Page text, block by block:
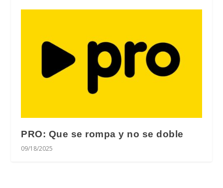
PRO: Que se rompa y no se doble
09/18/2025